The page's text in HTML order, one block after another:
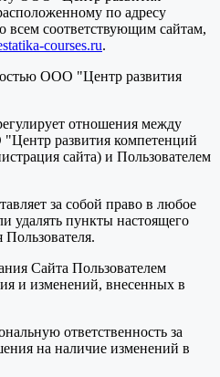
по адресу
всем соответствующим сайтам,
courses.ru.
ООО "Центр развития
отношения между
развития компетенций
сайта) и Пользователем
за собой право в любое
удалять пункты настоящего
Сайта Пользователем
и изменений, внесенных в
ответственность за
на наличие изменений в